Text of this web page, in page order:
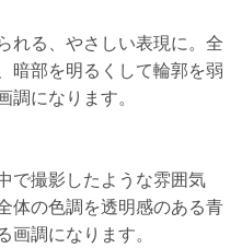
れる、やさしい表現に。全
暗部を明るくして輪郭を弱
になります。
で撮影したような雰囲気
体の色調を透明感のある青
調になります。